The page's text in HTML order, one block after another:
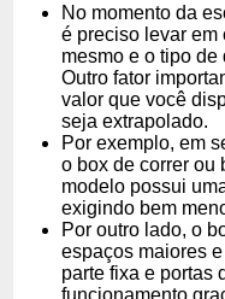
No momento da
é preciso levar
mesmo e o tipo
Outro fator
valor que você
seja extrapolado.
Por exemplo, em
o box de correr ou
modelo possui
exigindo bem
Por outro lado, o
espaços maiores
parte fixa e portas
funcionamento